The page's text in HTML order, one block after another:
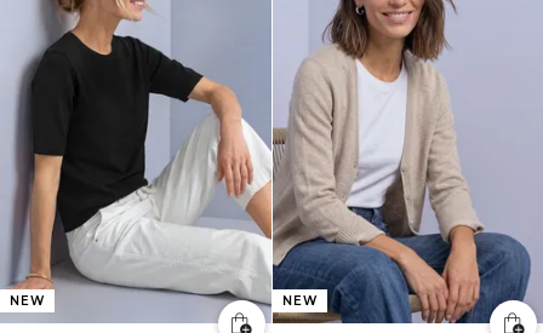
NEW NEW